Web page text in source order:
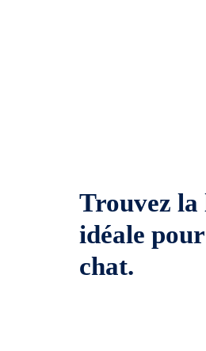
Trouvez
idéale
chat.